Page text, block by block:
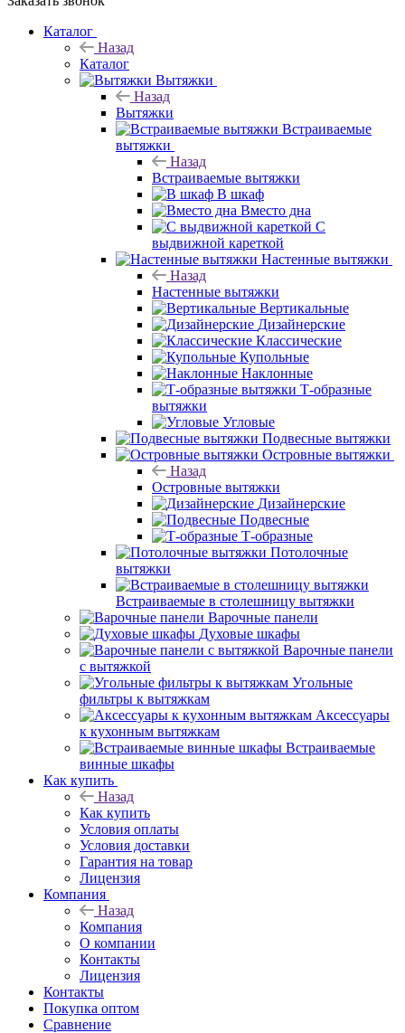
Каталог
Назад
Каталог
Вытяжки
Назад
Вытяжки
Встраиваемые
вытяжки
Назад
Встраиваемые вытяжки
В шкаф
Вместо дна
С
выдвижной кареткой
Настенные вытяжки
Назад
Настенные вытяжки
Вертикальные
Дизайнерские
Классические
Купольные
Наклонные
Т-образные
вытяжки
Угловые
Подвесные вытяжки
Островные вытяжки
Назад
Островные вытяжки
Дизайнерские
Подвесные
Т-образные
Потолочные
вытяжки
Встраиваемые в столешницу вытяжки
Варочные панели
Духовые шкафы
Варочные панели
с вытяжкой
Угольные
фильтры к вытяжкам
Аксессуары
к кухонным вытяжкам
Встраиваемые
винные шкафы
Как купить
Назад
Как купить
Условия оплаты
Условия доставки
Гарантия на товар
Лицензия
Компания
Назад
Компания
О компании
Контакты
Лицензия
Контакты
Покупка оптом
Сравнение